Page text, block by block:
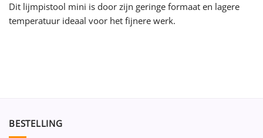
Dit lijmpistool mini is door zijn geringe formaat en lagere
temperatuur ideaal voor het fijnere werk.
BESTELLING